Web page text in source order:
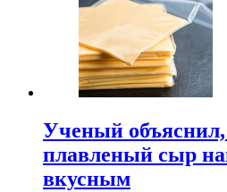
Ученый
плавленый сыр
вкусным